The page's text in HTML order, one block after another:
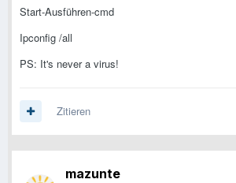
Start-Ausführen-cmd
Ipconfig /all
PS: It's never a virus!
Zitieren
mazunte